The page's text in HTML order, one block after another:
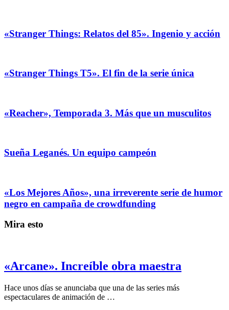
«Stranger Things: Relatos del 85». Ingenio y acción
«Stranger Things T5». El fin de la serie única
«Reacher», Temporada 3. Más que un musculitos
Sueña Leganés. Un equipo campeón
«Los Mejores Años», una irreverente serie de humor
negro en campaña de crowdfunding
Mira esto
«Arcane». Increíble obra maestra
Hace unos días se anunciaba que una de las series más
espectaculares de animación de …